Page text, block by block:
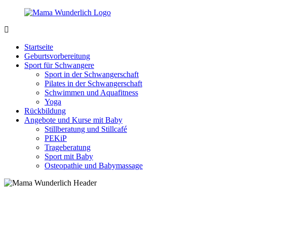
Zurück
Inhalt
sein
wunderbar!
Startseite
Geburtsvorbereitung
Sport für Schwangere
Sport in der Schwangerschaft
Pilates in der Schwangerschaft
Schwimmen und Aquafitness
Yoga
Rückbildung
Angebote und Kurse mit Baby
Stillberatung und Stillcafé
PEKiP
Trageberatung
Sport mit Baby
Osteopathie und Babymassage